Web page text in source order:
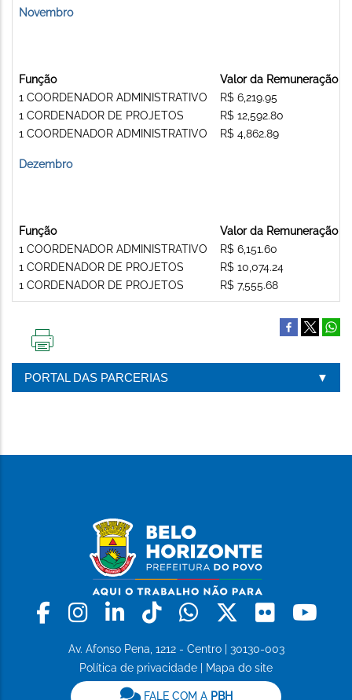
Novembro
Função
1 COORDENADOR ADMINISTRATIVO
1 CORDENADOR DE PROJETOS
1 COORDENADOR ADMINISTRATIVO
Valor da Remuneração
R$ 6,219.95
R$ 12,592.80
R$ 4,862.89
Dezembro
Função
1 COORDENADOR ADMINISTRATIVO
1 CORDENADOR DE PROJETOS
1 CORDENADOR DE PROJETOS
Valor da Remuneração
R$ 6,151.60
R$ 10,074.24
R$ 7,555.68
PÁGINA
PORTAL DAS PARCERIAS
Facebook
Instagram
LinkedinTiktokWhatsapp
X Flickr
Av. Afonso Pena, 1212 - Centro | 30130-003
Política de privacidade
Mapa do site
FALE COM A PBH